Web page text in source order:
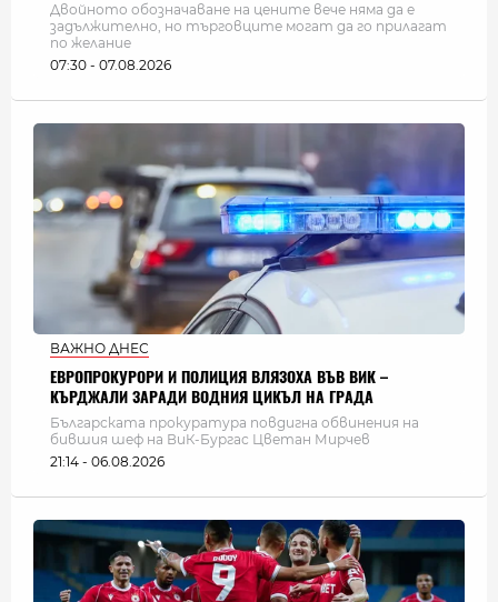
Двойното обозначаване на цените вече няма да е
задължително, но търговците могат да го прилагат
по желание
07:30 - 07.08.2026
ВАЖНО ДНЕС
ЕВРОПРОКУРОРИ И ПОЛИЦИЯ ВЛЯЗОХА ВЪВ ВИК –
КЪРДЖАЛИ ЗАРАДИ ВОДНИЯ ЦИКЪЛ НА ГРАДА
Българската прокуратура повдигна обвинения на
бившия шеф на ВиК-Бургас Цветан Мирчев
21:14 - 06.08.2026